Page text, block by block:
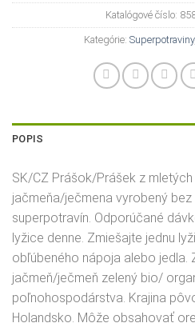
Katalógové číslo:
Kategórie: Superpotraviny,
POPIS
SK/CZ Prášok/Prášek z
jačmeňa/ječmena vyrobený
superpotravín. Odporúčané
lyžice denne. Zmiešajte jednu
obľúbeného nápoja alebo jedla.
jačmeň/ječmeň zelený bio/
poľnohospodárstva. Krajina
Holandsko. Môže obsahovať